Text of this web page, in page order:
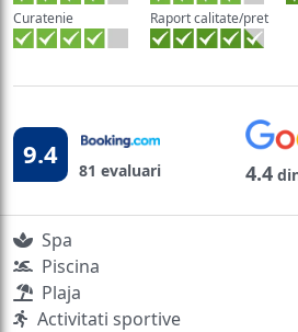
Curatenie Raport calitate/pret
9.4 81 evaluari 4.4
Spa
Piscina
Plaja
Activitati sportive